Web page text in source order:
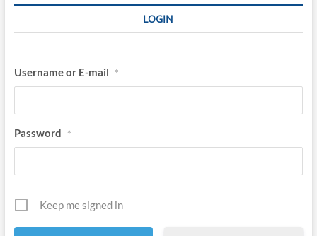
LOGIN
Username or E-mail *
Password *
Keep me signed in